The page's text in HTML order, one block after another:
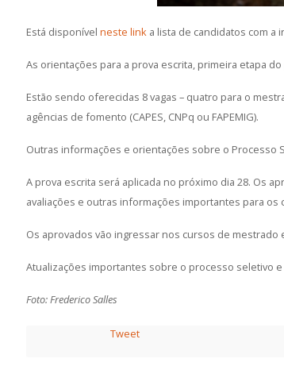
Está disponível neste link a lista de candidatos com a
As orientações para a prova escrita, primeira etapa
Estão sendo oferecidas 8 vagas – quatro para o
agências de fomento (CAPES, CNPq ou FAPEMIG).
Outras informações e orientações sobre o Processo
A prova escrita será aplicada no próximo dia 28. Os
avaliações e outras informações importantes para
Os aprovados vão ingressar nos cursos de mestrado
Atualizações importantes sobre o processo seletivo
Foto: Frederico Salles
Tweet